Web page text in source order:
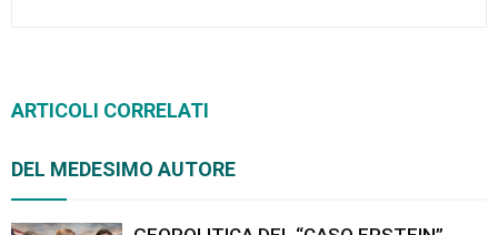
ARTICOLI CORRELATI
DEL MEDESIMO AUTORE